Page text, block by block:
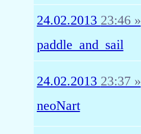
24.02.2013 23:46 »
paddle_and_sail
24.02.2013 23:37 »
neoNart